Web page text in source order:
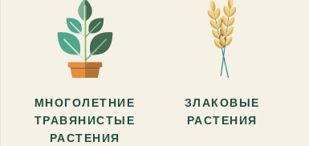
МНОГОЛЕТНИЕ
ТРАВЯНИСТЫЕ
РАСТЕНИЯ
ЗЛАКОВЫЕ
РАСТЕНИЯ